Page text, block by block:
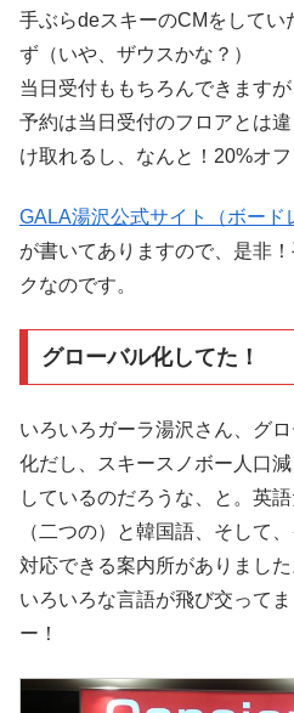
手ぶらdeスキーのCMをしてい
ず（いや、ザウスかな？）
当日受付ももちろんできます
予約は当日受付のフロアとは
け取れるし、なんと！20%オフ
GALA湯沢公式サイト（ボード
が書いてありますので、是非
クなのです。
グローバル化してた！
いろいろガーラ湯沢さん、グ
化だし、スキースノボー人口
しているのだろうな、と。英
（二つの）と韓国語、そして
対応できる案内所がありまし
いろいろな言語が飛び交って
ー！